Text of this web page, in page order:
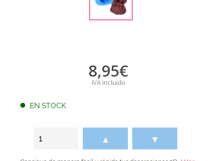
8,95€
IVA incluido
EN STOCK
▲ ▼